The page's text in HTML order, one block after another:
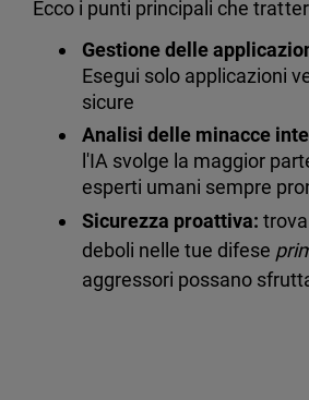
Ecco i punti principali che
Gestione delle
Esegui solo applicazioni
sicure
Analisi delle minacce
l'IA svolge la maggior
esperti umani sempre
Sicurezza proattiva:
deboli nelle tue difese
aggressori possano